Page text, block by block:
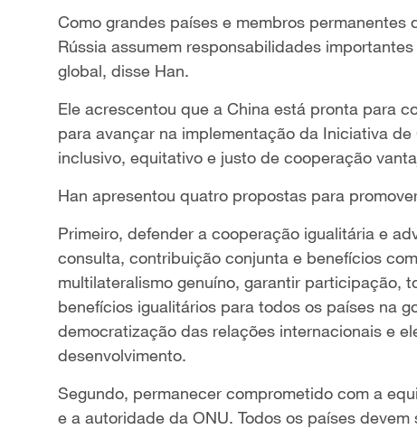
Como grandes países e membros
Rússia assumem responsabilidades
global, disse Han.
Ele acrescentou que a China está pronta para
para avançar na implementação da Iniciativa
inclusivo, equitativo e justo de cooperação
Han apresentou quatro propostas para
Primeiro, defender a cooperação igualitária e
consulta, contribuição conjunta e benefícios
multilateralismo genuíno, garantir participação,
benefícios igualitários para todos os países na
democratização das relações internacionais e
desenvolvimento.
Segundo, permanecer comprometido com a
e a autoridade da ONU. Todos os países